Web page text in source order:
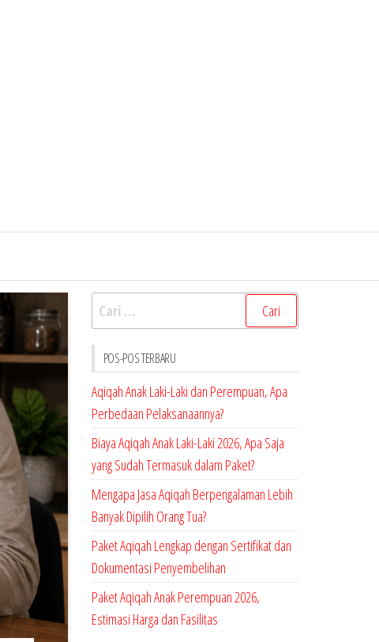
Cari
untuk:
POS-POS TERBARU
Aqiqah Anak Laki-Laki dan Perempuan, Apa
Perbedaan Pelaksanaannya?
Biaya Aqiqah Anak Laki-Laki 2026, Apa Saja
yang Sudah Termasuk dalam Paket?
Mengapa Jasa Aqiqah Berpengalaman Lebih
Banyak Dipilih Orang Tua?
Paket Aqiqah Lengkap dengan Sertifikat dan
Dokumentasi Penyembelihan
Paket Aqiqah Anak Perempuan 2026,
Estimasi Harga dan Fasilitas